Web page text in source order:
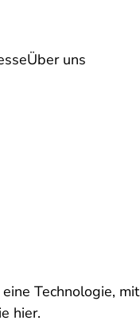
Über uns
Verträge
Technologie, mit
hier.